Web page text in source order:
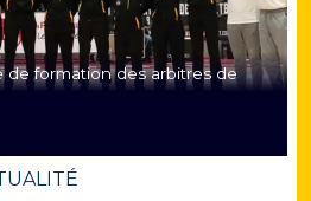
de formation des arbitres de